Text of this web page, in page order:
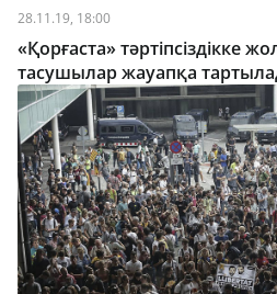
28.11.19, 18:00
«Қорғаста» тәртіпсіздікке
тасушылар жауапқа